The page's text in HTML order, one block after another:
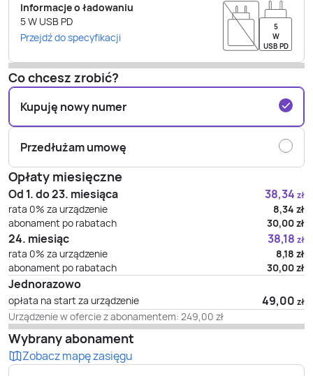
Informacje o ładowaniu
5W USB PD
Przejdź do specyfikacji
5
W
USB PD
Co chcesz zrobić?
Kupuję nowy numer
Przedłużam umowę
Opłaty miesięczne
Od 1. do 23. miesiąca 38,34 zł
rata 0% za urządzenie 8,34 zł
abonament po rabatach
30,00zł
24. miesiąc 38,18 zł
rata 0% za urządzenie 8,18 zł
abonament po rabatach
30,00zł
Jednorazowo
opłata na start za urządzenie 49,00 zł
Urządzenie w ofercie z abonamentem: 249,00 zł
Wybrany abonament
Zobacz mapę zasięgu